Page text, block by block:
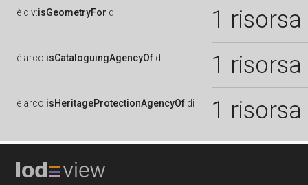
è clv:isGeometryFor di 1 risorsa
è arco:isCataloguingAgencyOf di 1 risorsa
è arco:isHeritageProtectionAgencyOf di 1 risorsa